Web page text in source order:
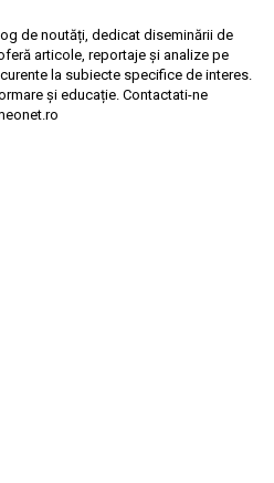
de noutăți, dedicat diseminării de
articole, reportaje și analize pe
la subiecte specifice de interes.
și educație. Contactati-ne